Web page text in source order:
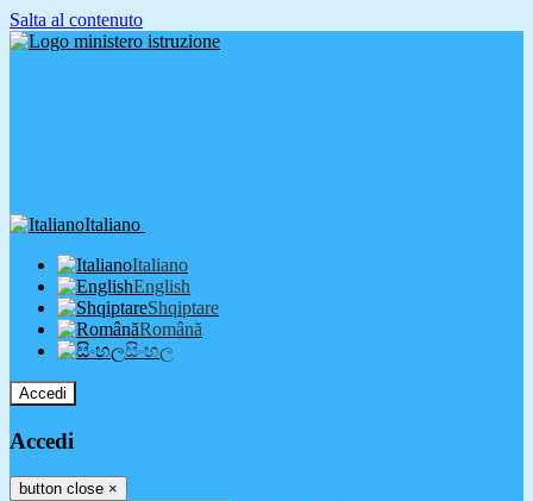
Salta al contenuto
Italiano
Italiano
English
Shqiptare
Română
සිංහල
Accedi
Accedi
button close ×